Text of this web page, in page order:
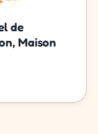
de
Maison